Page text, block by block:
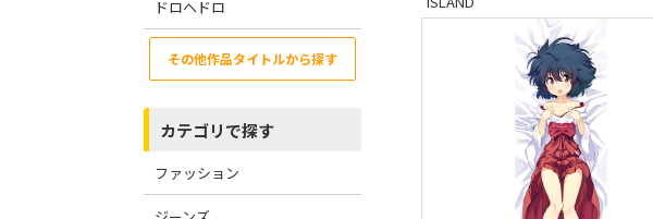
ドロヘドロ
その他作品タイトルから探す
カテゴリで探す
ファッション